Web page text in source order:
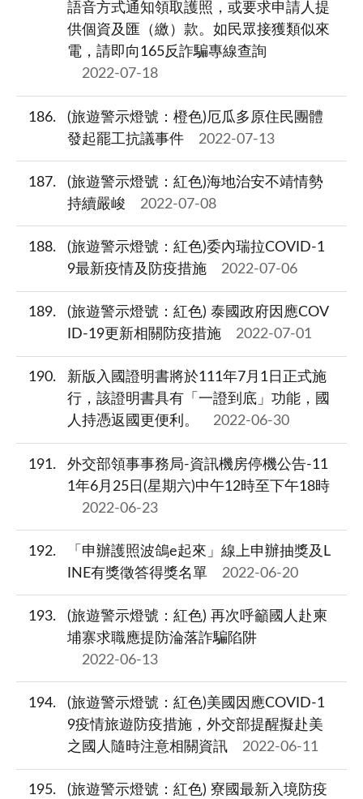
語音方式通知領取護照，或要求申請人提
供個資及匯（繳）款。如民眾接獲類似來
電，請即向165反詐騙專線查詢
2022-07-18
186
(旅遊警示燈號：橙色)厄瓜多原住民團體
發起罷工抗議事件
2022-07-13
187
(旅遊警示燈號：紅色)海地治安不靖情勢
持續嚴峻
2022-07-08
188
(旅遊警示燈號：紅色)委內瑞拉COVID-1
9最新疫情及防疫措施
2022-07-06
189
(旅遊警示燈號：紅色) 泰國政府因應COV
ID-19更新相關防疫措施
2022-07-01
190
新版入國證明書將於111年7月1日正式施
行，該證明書具有「一證到底」功能，國
人持憑返國更便利。
2022-06-30
191
外交部領事事務局-資訊機房停機公告-11
1年6月25日(星期六)中午12時至下午18時
2022-06-23
192
「申辦護照波鴿e起來」線上申辦抽獎及L
INE有獎徵答得獎名單
2022-06-20
193
(旅遊警示燈號：紅色) 再次呼籲國人赴柬
埔寨求職應提防淪落詐騙陷阱
2022-06-13
194
(旅遊警示燈號：紅色)美國因應COVID-1
9疫情旅遊防疫措施，外交部提醒擬赴美
之國人隨時注意相關資訊
2022-06-11
195
(旅遊警示燈號：紅色) 寮國最新入境防疫